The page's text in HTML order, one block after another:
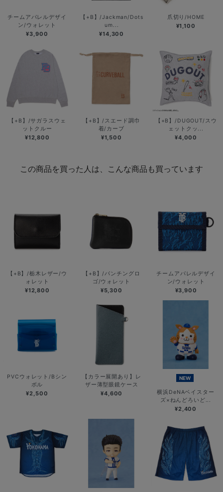
チームアパレルデザイ
ン/ウォレット
¥3,900
【+B】/Jackman/Dots
um...
¥14,300
爪切り/HOME
¥1,100
【+B】/サガラスウェ
ットクルー
¥12,800
【+B】/スエード調巾
着/カーブ
¥1,500
【+B】/DUGOUT/スウ
ェットクッ...
¥4,000
この商品を買った人は、こんな商品も買っています
【+B】/栃木レザー/ウ
ォレット
¥12,800
【+B】/パンチングロ
ゴ/ウォレット
¥5,300
チームアパレルデザイ
ン/ウォレット
¥3,900
PVCウォレット/Bシン
ボル
¥2,500
【カラー展開あり】レ
ザー薄型眼鏡ケース
¥4,600
NEW
横浜DeNAベイスター
ズ×ねんどろいど...
¥2,400